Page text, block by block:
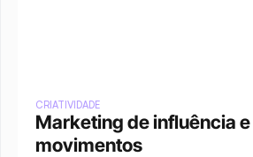
CRIATIVIDADE
Marketing de influência
movimentos